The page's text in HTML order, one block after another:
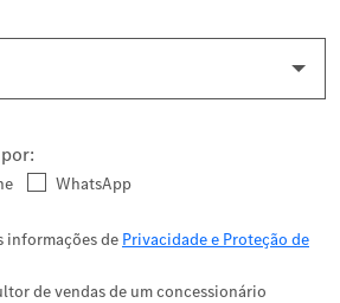
WhatsApp
informações de Privacidade e Proteção de
de vendas de um concessionário